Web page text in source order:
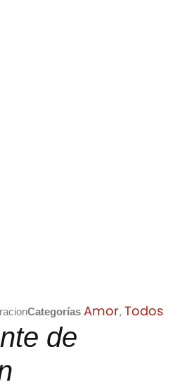
Categorías Amor, Todos
de